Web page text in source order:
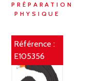
PRÉPARATION
PHYSIQUE
Référence :
E105356